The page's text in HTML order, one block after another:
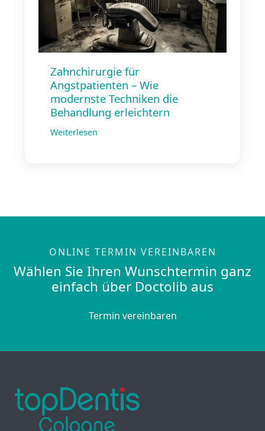
Zahnchirurgie für
Angstpatienten – Wie
modernste Techniken die
Behandlung erleichtern
Weiterlesen
ONLINE TERMIN VEREINBAREN
Wählen Sie Ihren Wunschtermin ganz
einfach über Doctolib aus
Termin vereinbaren